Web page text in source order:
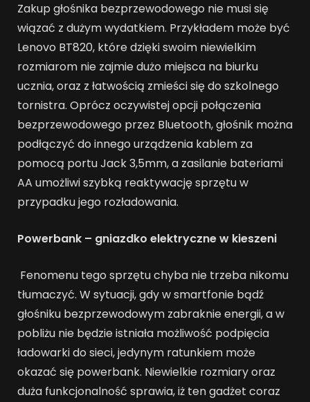
Zakup głośnika bezprzewodowego nie musi się
wiązać z dużym wydatkiem. Przykładem może być
Lenovo BT820, które dzięki swoim niewielkim
rozmiarom nie zajmie dużo miejsca na biurku
ucznia, oraz z łatwością zmieści się do szkolnego
tornistra. Oprócz oczywistej opcji połączenia
bezprzewodowego przez Bluetooth, głośnik można
podłączyć do innego urządzenia kablem za
pomocą portu Jack 3,5mm, a zasilanie bateriami
AA umożliwi szybką reaktywację sprzętu w
przypadku jego rozładowania.
Powerbank – gniazdko elektryczne w kieszeni
Fenomenu tego sprzętu chyba nie trzeba nikomu
tłumaczyć. W sytuacji, gdy w smartfonie bądź
głośniku bezprzewodowym zabraknie energii, a w
pobliżu nie będzie istniała możliwość podpięcia
ładowarki do sieci, jedynym ratunkiem może
okazać się powerbank. Niewielkie rozmiary oraz
duża funkcjonalność sprawia, iż ten gadżet coraz